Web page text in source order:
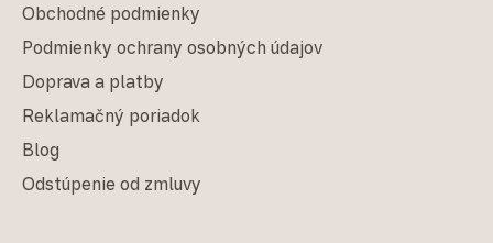
Obchodné podmienky
Podmienky ochrany osobných údajov
Doprava a platby
Reklamačný poriadok
Blog
Odstúpenie od zmluvy